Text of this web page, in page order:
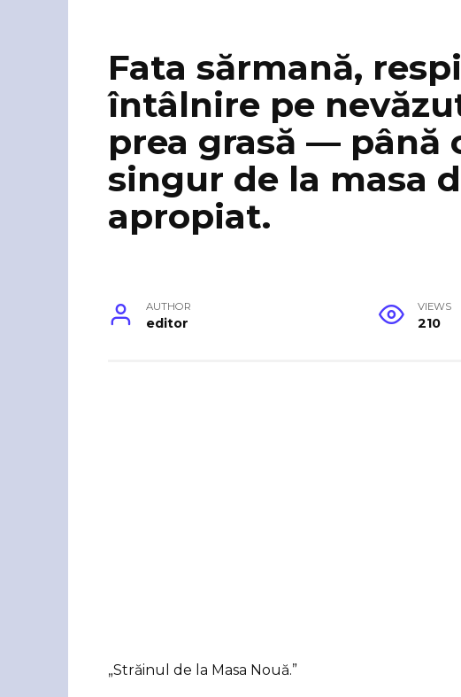
Fata sărmană,
întâlnire pe
prea grasă — până
singur de la masa
apropiat.
AUTHOR
editor
VIEWS
210
„Străinul de la Masa Nouă.”